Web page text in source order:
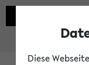
Diese